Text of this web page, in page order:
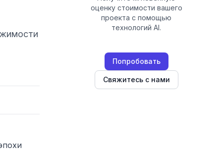
оценку стоимости вашего
проекта с помощью
технологий AI.
Попробовать
Свяжитесь с нами